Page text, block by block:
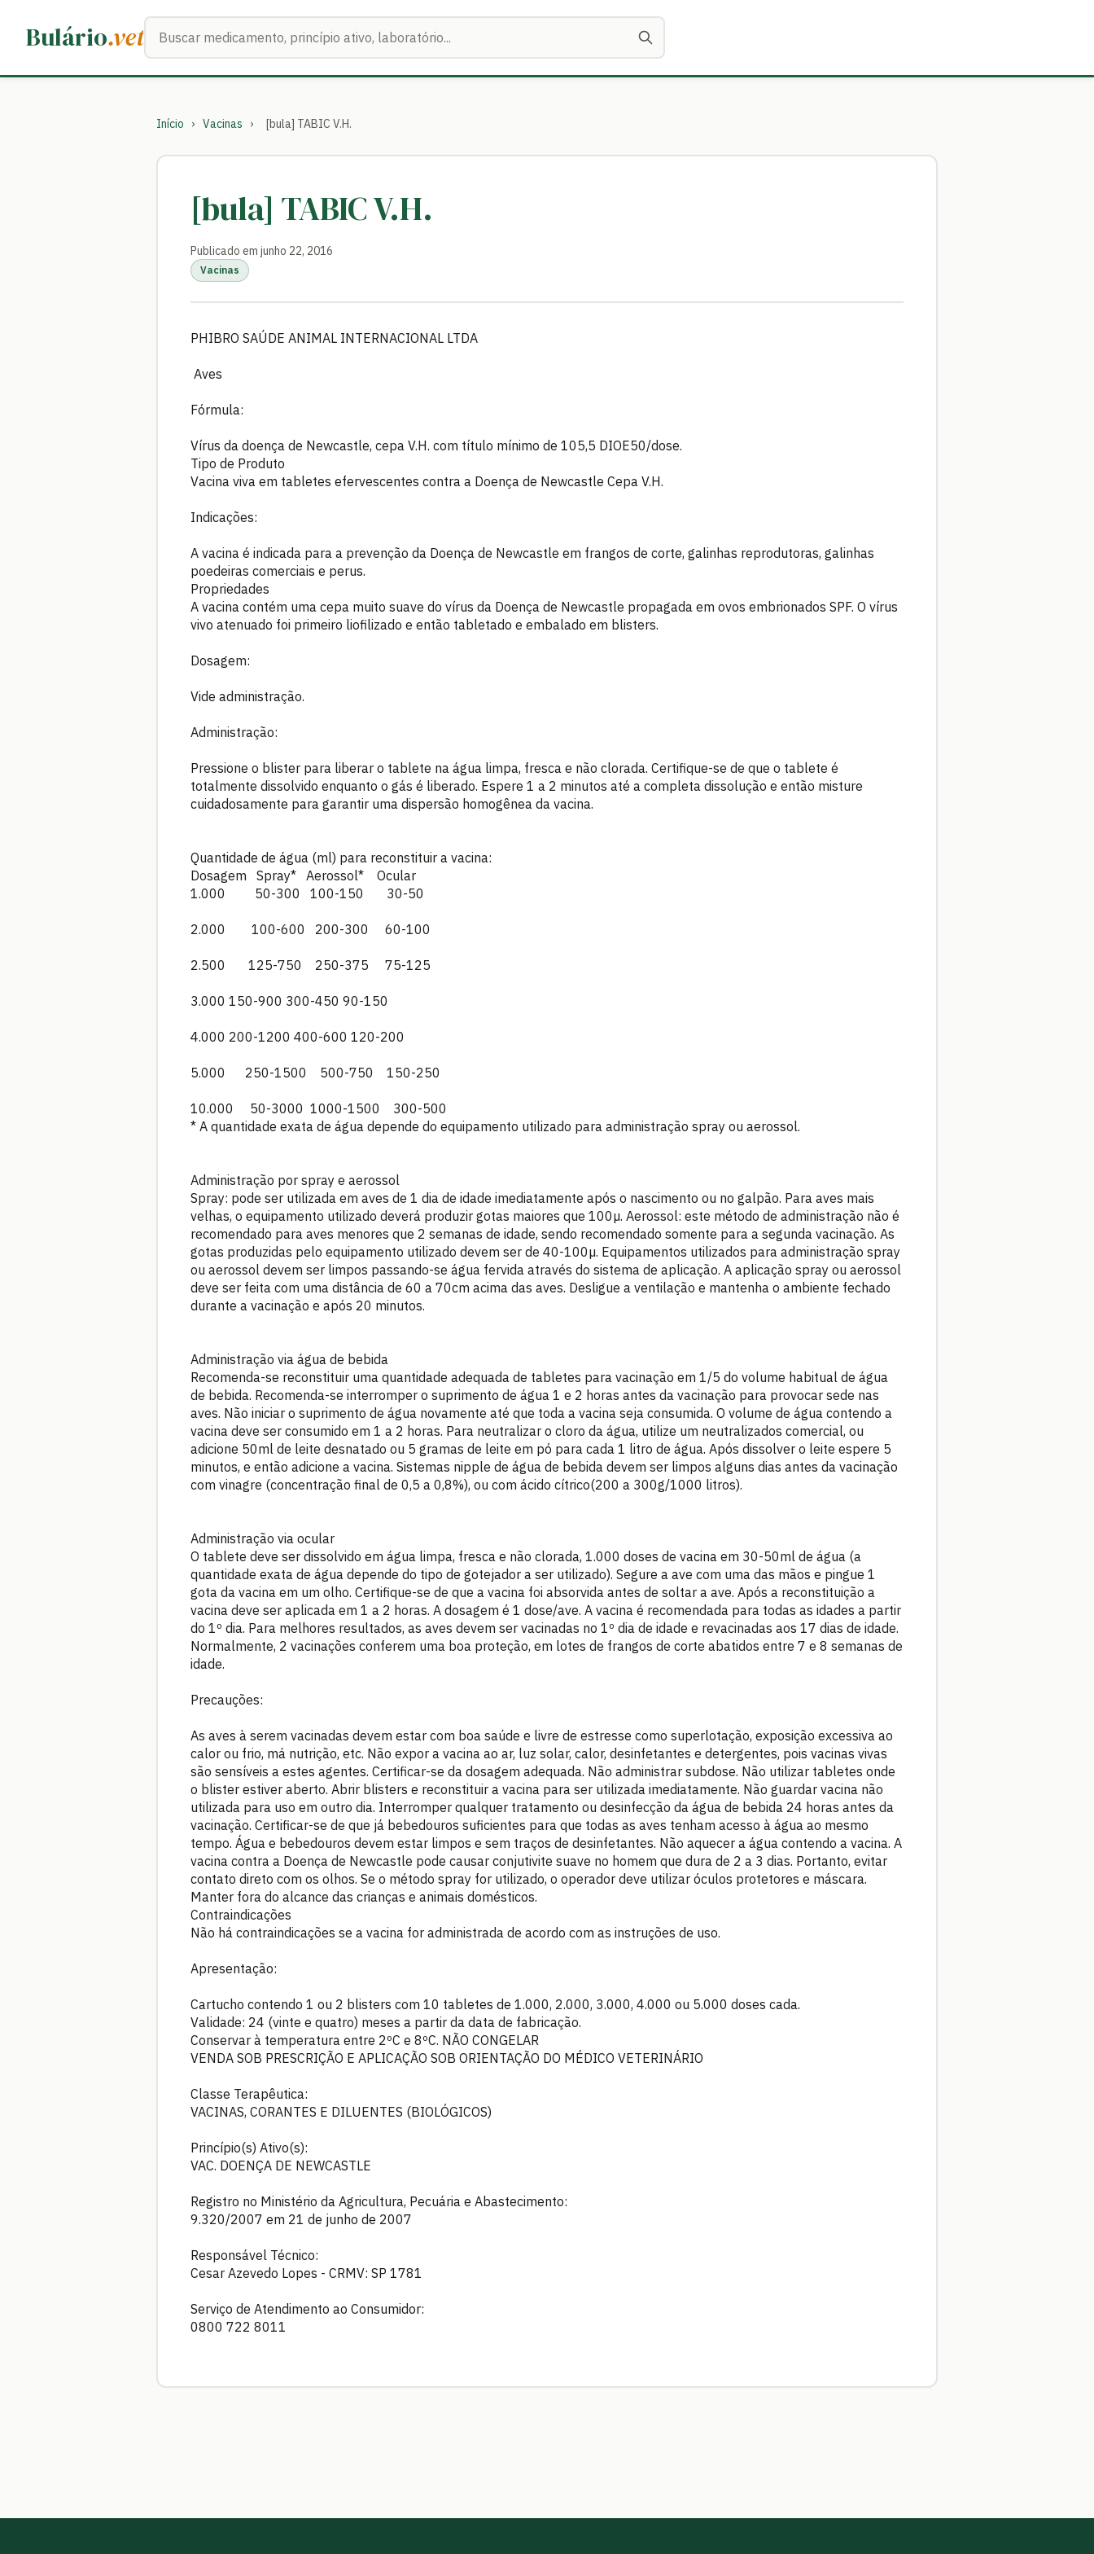
Bulário.vetBuscar medicamentos
Início › Vacinas › [bula] TABIC V.H.
[bula] TABIC V.H.
Publicado em junho 22, 2016
Vacinas
PHIBRO SAÚDE ANIMAL INTERNACIONAL LTDA
Aves
Fórmula:
Vírus da doença de Newcastle, cepa V.H. com título mínimo de 105,5 DIOE50/dose.
Tipo de Produto
Vacina viva em tabletes efervescentes contra a Doença de Newcastle Cepa V.H.
Indicações:
A vacina é indicada para a prevenção da Doença de Newcastle em frangos de corte, galinhas reprodutoras, galinhas
poedeiras comerciais e perus.
Propriedades
A vacina contém uma cepa muito suave do vírus da Doença de Newcastle propagada em ovos embrionados SPF. O vírus
vivo atenuado foi primeiro liofilizado e então tabletado e embalado em blisters.
Dosagem:
Vide administração.
Administração:
Pressione o blister para liberar o tablete na água limpa, fresca e não clorada. Certifique-se de que o tablete é
totalmente dissolvido enquanto o gás é liberado. Espere 1 a 2 minutos até a completa dissolução e então misture
cuidadosamente para garantir uma dispersão homogênea da vacina.
Quantidade de água (ml) para reconstituir a vacina:
Dosagem Spray* Aerossol* Ocular
1.000 50-300 100-150 30-50
2.000 100-600 200-300 60-100
2.500 125-750 250-375 75-125
3.000 150-900 300-450 90-150
4.000 200-1200 400-600 120-200
5.000 250-1500 500-750 150-250
10.000 50-3000 1000-1500 300-500
* A quantidade exata de água depende do equipamento utilizado para administração spray ou aerossol.
Administração por spray e aerossol
Spray: pode ser utilizada em aves de 1 dia de idade imediatamente após o nascimento ou no galpão. Para aves mais
velhas, o equipamento utilizado deverá produzir gotas maiores que 100µ. Aerossol: este método de administração não é
recomendado para aves menores que 2 semanas de idade, sendo recomendado somente para a segunda vacinação. As
gotas produzidas pelo equipamento utilizado devem ser de 40-100µ. Equipamentos utilizados para administração spray
ou aerossol devem ser limpos passando-se água fervida através do sistema de aplicação. A aplicação spray ou aerossol
deve ser feita com uma distância de 60 a 70cm acima das aves. Desligue a ventilação e mantenha o ambiente fechado
durante a vacinação e após 20 minutos.
Administração via água de bebida
Recomenda-se reconstituir uma quantidade adequada de tabletes para vacinação em 1/5 do volume habitual de água
de bebida. Recomenda-se interromper o suprimento de água 1 e 2 horas antes da vacinação para provocar sede nas
aves. Não iniciar o suprimento de água novamente até que toda a vacina seja consumida. O volume de água contendo a
vacina deve ser consumido em 1 a 2 horas. Para neutralizar o cloro da água, utilize um neutralizados comercial, ou
adicione 50ml de leite desnatado ou 5 gramas de leite em pó para cada 1 litro de água. Após dissolver o leite espere 5
minutos, e então adicione a vacina. Sistemas nipple de água de bebida devem ser limpos alguns dias antes da vacinação
com vinagre (concentração final de 0,5 a 0,8%), ou com ácido cítrico(200 a 300g/1000 litros).
Administração via ocular
O tablete deve ser dissolvido em água limpa, fresca e não clorada, 1.000 doses de vacina em 30-50ml de água (a
quantidade exata de água depende do tipo de gotejador a ser utilizado). Segure a ave com uma das mãos e pingue 1
gota da vacina em um olho. Certifique-se de que a vacina foi absorvida antes de soltar a ave. Após a reconstituição a
vacina deve ser aplicada em 1 a 2 horas. A dosagem é 1 dose/ave. A vacina é recomendada para todas as idades a partir
do 1º dia. Para melhores resultados, as aves devem ser vacinadas no 1º dia de idade e revacinadas aos 17 dias de idade.
Normalmente, 2 vacinações conferem uma boa proteção, em lotes de frangos de corte abatidos entre 7 e 8 semanas de
idade.
Precauções:
As aves à serem vacinadas devem estar com boa saúde e livre de estresse como superlotação, exposição excessiva ao
calor ou frio, má nutrição, etc. Não expor a vacina ao ar, luz solar, calor, desinfetantes e detergentes, pois vacinas vivas
são sensíveis a estes agentes. Certificar-se da dosagem adequada. Não administrar subdose. Não utilizar tabletes onde
o blister estiver aberto. Abrir blisters e reconstituir a vacina para ser utilizada imediatamente. Não guardar vacina não
utilizada para uso em outro dia. Interromper qualquer tratamento ou desinfecção da água de bebida 24 horas antes da
vacinação. Certificar-se de que já bebedouros suficientes para que todas as aves tenham acesso à água ao mesmo
tempo. Água e bebedouros devem estar limpos e sem traços de desinfetantes. Não aquecer a água contendo a vacina. A
vacina contra a Doença de Newcastle pode causar conjutivite suave no homem que dura de 2 a 3 dias. Portanto, evitar
contato direto com os olhos. Se o método spray for utilizado, o operador deve utilizar óculos protetores e máscara.
Manter fora do alcance das crianças e animais domésticos.
Contraindicações
Não há contraindicações se a vacina for administrada de acordo com as instruções de uso.
Apresentação:
Cartucho contendo 1 ou 2 blisters com 10 tabletes de 1.000, 2.000, 3.000, 4.000 ou 5.000 doses cada.
Validade: 24 (vinte e quatro) meses a partir da data de fabricação.
Conservar à temperatura entre 2ºC e 8ºC. NÃO CONGELAR
VENDA SOB PRESCRIÇÃO E APLICAÇÃO SOB ORIENTAÇÃO DO MÉDICO VETERINÁRIO
Classe Terapêutica:
VACINAS, CORANTES E DILUENTES (BIOLÓGICOS)
Princípio(s) Ativo(s):
VAC. DOENÇA DE NEWCASTLE
Registro no Ministério da Agricultura, Pecuária e Abastecimento:
9.320/2007 em 21 de junho de 2007
Responsável Técnico:
Cesar Azevedo Lopes - CRMV: SP 1781
Serviço de Atendimento ao Consumidor:
0800 722 8011